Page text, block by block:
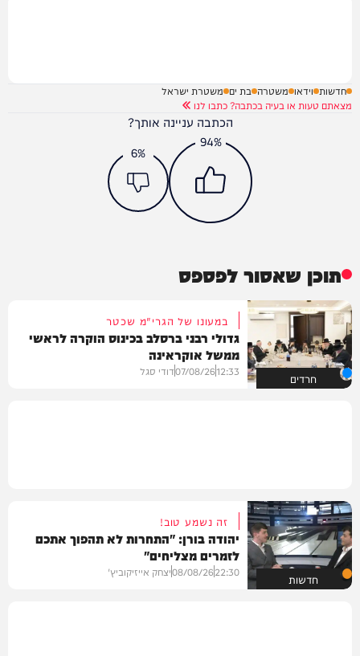
חדשות וידאו משטרה בת ים משטרת ישראל
מצאתם טעות או בעיה בכתבה? כתבו לנו
הכתבה עניינה אותך?
94%
6%
תוכן שאסור לפספס
חרדים
במעונו של הגרי"מ שכטר
גדולי רבני ברסלב בכינוס הוקרה לראשי
ממשל אוקראינה
12:33
07/08/26דודי סגל
חדשות
זה נשמע טוב!
יהודה בורן: "התחרות לא תהפוך אתכם
לזמרים מצליחים"
22:30
08/08/26יצחק אייזיקוביץ'